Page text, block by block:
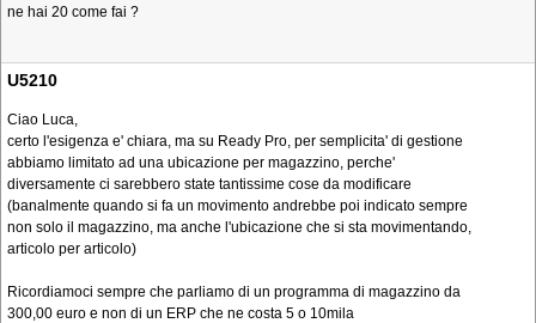
ne hai 20 come fai ?
U5210
Ciao Luca,
certo l'esigenza e' chiara, ma su Ready Pro, per semplicita' di gestione
abbiamo limitato ad una ubicazione per magazzino, perche'
diversamente ci sarebbero state tantissime cose da modificare
(banalmente quando si fa un movimento andrebbe poi indicato sempre
non solo il magazzino, ma anche l'ubicazione che si sta movimentando,
articolo per articolo)
Ricordiamoci sempre che parliamo di un programma di magazzino da
300,00 euro e non di un ERP che ne costa 5 o 10mila